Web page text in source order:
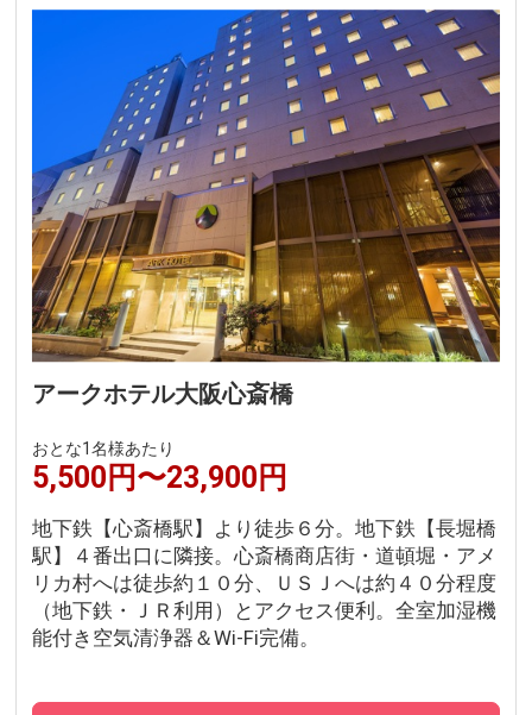
アークホテル大阪心斎橋
おとな1名様あたり
5,500円〜23,900円
地下鉄【心斎橋駅】より徒歩６分。地下鉄【長堀橋
駅】４番出口に隣接。心斎橋商店街・道頓堀・アメ
リカ村へは徒歩約１０分、ＵＳＪへは約４０分程度
（地下鉄・ＪＲ利用）とアクセス便利。全室加湿機
能付き空気清浄器＆Wi-Fi完備。